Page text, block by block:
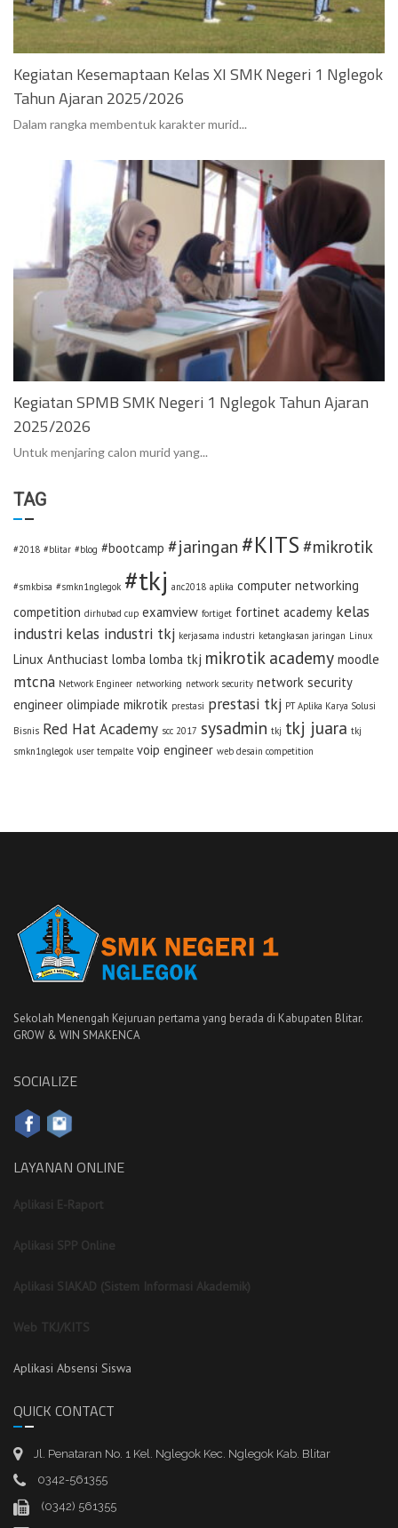
Kegiatan Kesemaptaan Kelas XI SMK Negeri 1 Nglegok
Tahun Ajaran 2025/2026
Dalam rangka membentuk karakter murid...
Kegiatan SPMB SMK Negeri 1 Nglegok Tahun Ajaran
2025/2026
Untuk menjaring calon murid yang...
TAG
#2018 #blitar #blog #bootcamp #jaringan #KITS #mikrotik
#smkbisa #smkn1nglegok #tkj anc2018 aplika computer networking
competition dirhubad cup examview fortiget fortinet academy kelas
industri kelas industri tkj kerjasama industri ketangkasan jaringan Linux
Linux Anthuciast lomba lomba tkj mikrotik academy moodle
mtcna Network Engineer networking network security network security
engineer olimpiade mikrotik prestasi prestasi tkj PT Aplika Karya Solusi
Bisnis Red Hat Academy scc 2017 sysadmin tkj tkj juara tkj
smkn1nglegok user tempalte voip engineer web desain competition
Sekolah Menengah Kejuruan pertama yang berada di Kabupaten Blitar.
GROW & WIN SMAKENCA
SOCIALIZE
LAYANAN ONLINE
Aplikasi E-Raport
Aplikasi SPP Online
Aplikasi SIAKAD (Sistem Informasi Akademik)
Web TKJ/KITS
Aplikasi Absensi Siswa
QUICK CONTACT
Jl. Penataran No. 1 Kel. Nglegok Kec. Nglegok Kab. Blitar
0342-561355
(0342) 561355